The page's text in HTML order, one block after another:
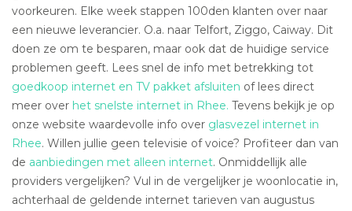
voorkeuren. Elke week stappen 100den klanten over naar
een nieuwe leverancier. O.a. naar Telfort, Ziggo, Caiway. Dit
doen ze om te besparen, maar ook dat de huidige service
problemen geeft. Lees snel de info met betrekking tot
goedkoop internet en TV pakket afsluiten of lees direct
meer over het snelste internet in Rhee. Tevens bekijk je op
onze website waardevolle info over glasvezel internet in
Rhee. Willen jullie geen televisie of voice? Profiteer dan van
de aanbiedingen met alleen internet. Onmiddellijk alle
providers vergelijken? Vul in de vergelijker je woonlocatie in,
achterhaal de geldende internet tarieven van augustus